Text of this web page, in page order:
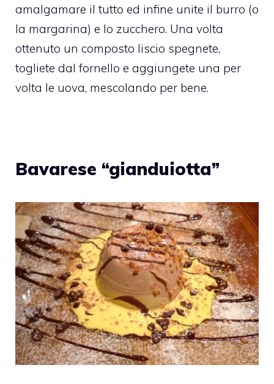
amalgamare il tutto ed infine unite il burro (o
la margarina) e lo zucchero. Una volta
ottenuto un composto liscio spegnete,
togliete dal fornello e aggiungete una per
volta le uova, mescolando per bene.
Bavarese “gianduiotta”